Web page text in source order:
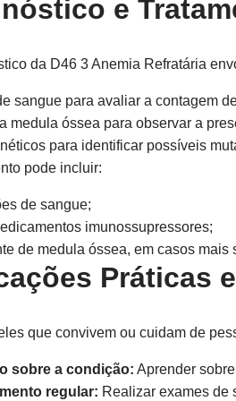
e
da D46 3 Anemia Refratária
sangue para avaliar a contagem
medula óssea para observar a
para identificar possíveis
pode incluir:
de sangue;
imunossupressores;
de medula óssea, em casos mais
Práticas
que convivem ou cuidam de
sobre a condição: Aprender
regular: Realizar exames de